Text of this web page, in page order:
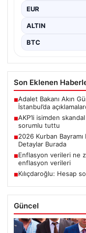
EUR
ALTIN
BTC
Son Eklenen
■Adalet Bakanı Akın
İstanbul’da
■AKP’li isimden
sorumlu tuttu
■2026 Kurban
Detaylar Burada
■Enflasyon verileri ne
enflasyon verileri
■Kılıçdaroğlu: Hesap
Güncel